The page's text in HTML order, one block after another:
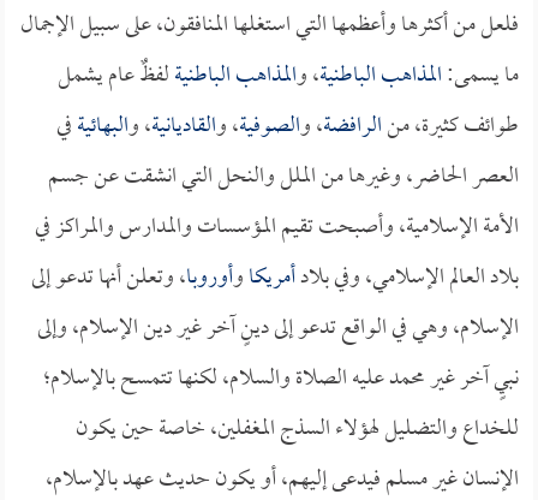
فلعل من أكثرها وأعظمها التي استغلها المنافقون، على سبيل الإجمال
ما يسمى:المذاهب الباطنية، والمذاهب الباطنيةلفظٌ عام يشمل
طوائف كثيرة، منالرافضة، والصوفية، والقاديانية، والبهائيةفي
العصر الحاضر، وغيرها من الملل والنحل التي انشقت عن جسم
الأمة الإسلامية، وأصبحت تقيم المؤسسات والمدارس والمراكز في
بلاد العالم الإسلامي، وفي بلادأمريكاوأوروبا، وتعلن أنها تدعو إلى
الإسلام، وهي في الواقع تدعو إلى دينٍ آخر غير دين الإسلام، وإلى
نبيٍ آخر غير محمد عليه الصلاة والسلام، لكنها تتمسح بالإسلام؛
للخداع والتضليل لهؤلاء السذج المغفلين، خاصة حين يكون
الإنسان غير مسلم فيدعى إليهم، أو يكون حديث عهد بالإسلام،